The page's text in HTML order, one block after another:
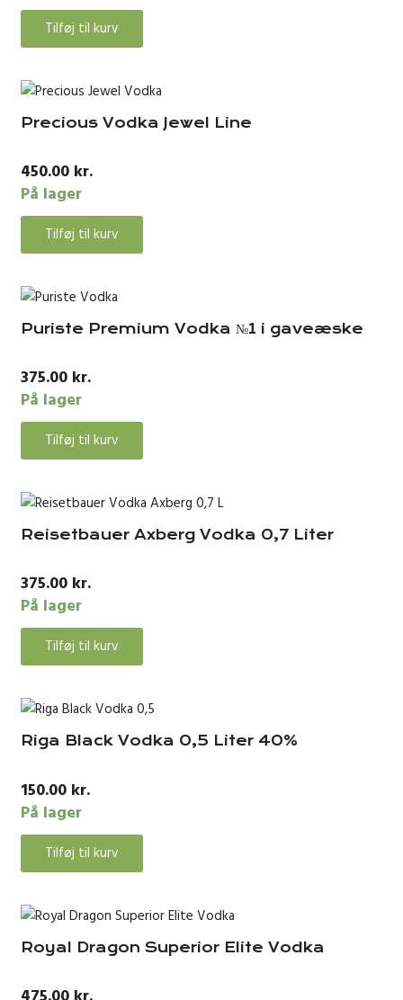
Tilføj til kurv
Precious Vodka Jewel Line
450.00 kr.
På lager
Tilføj til kurv
Puriste Premium Vodka №1 i gaveæske
375.00 kr.
På lager
Tilføj til kurv
Reisetbauer Axberg Vodka 0,7 Liter
375.00 kr.
På lager
Tilføj til kurv
Riga Black Vodka 0,5 Liter 40%
150.00 kr.
På lager
Tilføj til kurv
Royal Dragon Superior Elite Vodka